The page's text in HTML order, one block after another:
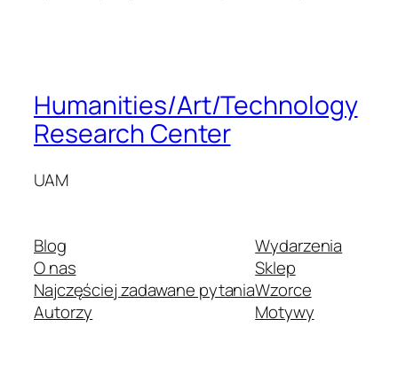
Humanities/Art/Technology
Research Center
UAM
Blog
O nas
Najczęściej zadawane pytania
Autorzy
Wydarzenia
Sklep
Wzorce
Motywy